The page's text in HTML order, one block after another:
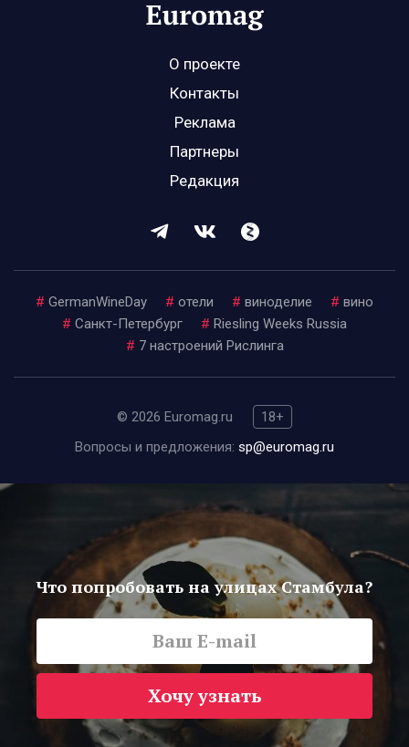
О проекте
Контакты
Реклама
Партнеры
Редакция
# GermanWineDay # отели # виноделие # вино
# Санкт-Петербург # Riesling Weeks Russia
# 7 настроений Рислинга
© 2026 Euromag.ru
18+
Вопросы и предложения: sp@euromag.ru
Что попробовать на улицах Стамбула?
Хочу узнать